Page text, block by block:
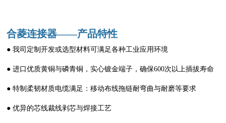
合菱连接器——产品特性
● 我司定制开发或选型材料可满足各种工业应用环境
● 进口优质黄铜与磷青铜，实心镀金端子，确保600次以上插拔寿命
● 特制柔韧材质电缆满足：移动布线拖链耐弯曲与耐磨等要求
● 优异的芯线裁线剥芯与焊接工艺